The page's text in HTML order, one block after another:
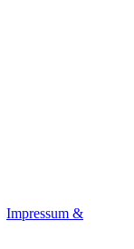
Impressum &